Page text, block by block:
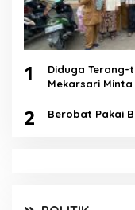
1
Diduga Terang-
Mekarsari
2 Berobat Pakai